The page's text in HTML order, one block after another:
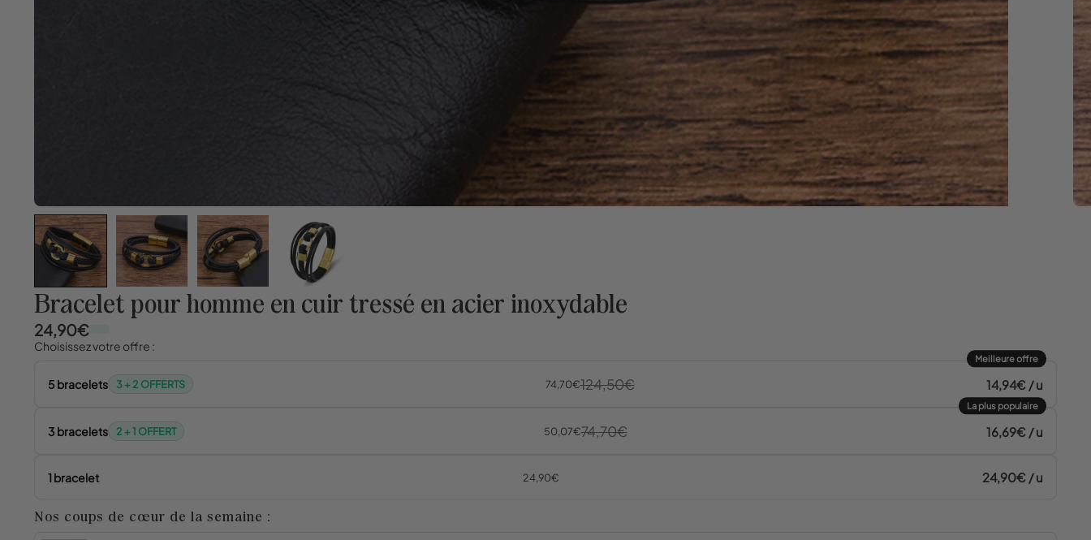
Bracelet pour homme en cuir tressé en acier inoxydable
24,90€
Choisissez votre offre :
Meilleure offre
5 bracelets 3 + 2 OFFERTS 74,70€124,50€ 14,94€ / u
La plus populaire
3 bracelets 2 + 1 OFFERT 50,07€74,70€ 16,69€ / u
1 bracelet 24,90€ 24,90€ / u
Nos coups de cœur de la semaine :